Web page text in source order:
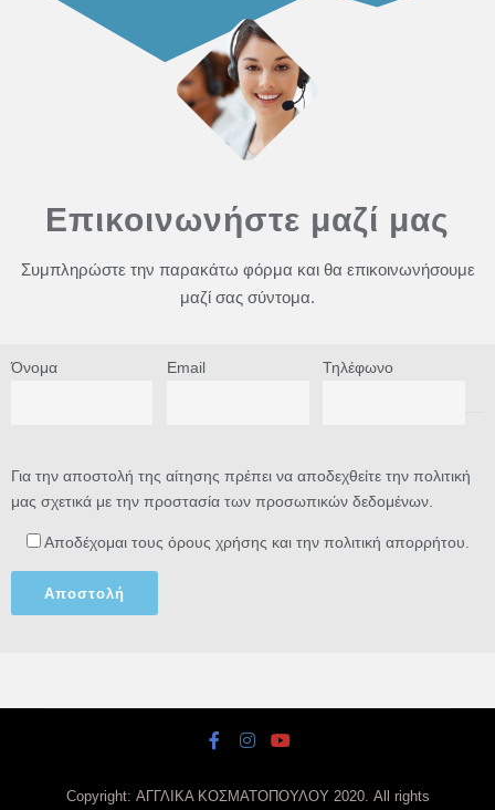
Επικοινωνήστε μαζί μας
Συμπληρώστε την παρακάτω φόρμα και θα επικοινωνήσουμε
μαζί σας σύντομα.
Όνομα Email Τηλέφωνο
Για την αποστολή της αίτησης πρέπει να αποδεχθείτε την πολιτική
μας σχετικά με την προστασία των προσωπικών δεδομένων.
Αποδέχομαι τους όρους χρήσης και την πολιτική απορρήτου.
Copyright: ΑΓΓΛΙΚΑ ΚΟΣΜΑΤΟΠΟΥΛΟΥ 2020. All rights